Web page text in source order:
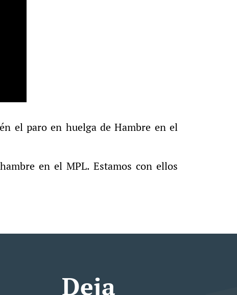
el paro en huelga de Hambre en el
en el MPL. Estamos con ellos
Deja